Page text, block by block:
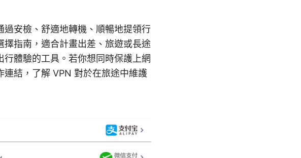
安檢、舒適地轉機、順暢地提領行
指南，適合計畫出差、旅遊或長途
體驗的工具。若你想同時保護上網
結，了解 VPN 對於在旅途中維護